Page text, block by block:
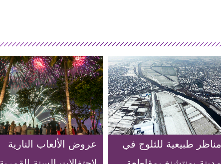
مناظر طبيعية للثلوج في
عروض الألعاب النارية